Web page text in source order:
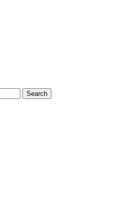
Search